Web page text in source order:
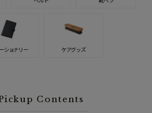
ショナリー ケアグッズ
Contents